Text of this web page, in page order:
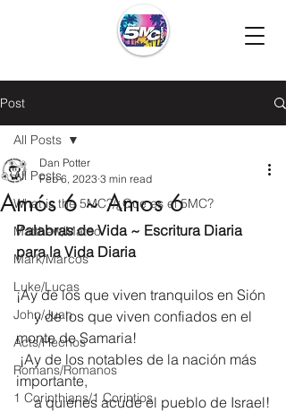
Post
All Posts
What is the 5MC?/¿Que es el 5MC?
Matthew/Mateo
Mark/Marcos
Luke/Lucas
John/Juan
Acts/Hechos
Romans/Romanos
1 Corinthians/1 Corintios
All Posts
Amós 6 ~ Amos 6
Dan Potter
Feb 6, 2023 3 min read
Palabras de Vida ~ Escritura Diaria
para la Vida Diaria
¡Ay de los que viven tranquilos en Sión
     y de los que viven confiados en el
monte de Samaria!
importante,
     a quienes acude el pueblo de Israel!